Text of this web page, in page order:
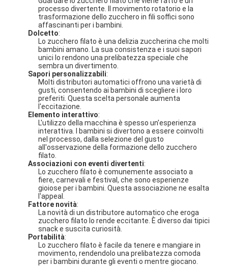
macchina premiata della clip
Macchina da pugilato
macchina di videogioco arcade
Parco di divertimenti auto paraurti
Tabella di hockey aereo arcade
Giro a gettoni del Kiddie
Giro del Kiddie del carosello
corsa della macchina della galleria
Macchina per lo scambio di token
processo divertente. Il movimento rotatorio e la
trasformazione dello zucchero in fili soffici sono
affascinanti per i bambini.
Dolcetto:
Lo zucchero filato è una delizia zuccherina che molti
bambini amano. La sua consistenza e i suoi sapori
unici lo rendono una prelibatezza speciale che
sembra un divertimento.
Sapori personalizzabili:
Molti distributori automatici offrono una varietà di
gusti, consentendo ai bambini di scegliere i loro
preferiti. Questa scelta personale aumenta
l'eccitazione.
Elemento interattivo:
L'utilizzo della macchina è spesso un'esperienza
interattiva. I bambini si divertono a essere coinvolti
nel processo, dalla selezione del gusto
all'osservazione della formazione dello zucchero
filato.
Associazioni con eventi divertenti:
Lo zucchero filato è comunemente associato a
fiere, carnevali e festival, che sono esperienze
gioiose per i bambini. Questa associazione ne esalta
l'appeal.
Fattore novità:
La novità di un distributore automatico che eroga
zucchero filato lo rende eccitante. È diverso dai tipici
snack e suscita curiosità.
Portabilità:
Lo zucchero filato è facile da tenere e mangiare in
movimento, rendendolo una prelibatezza comoda
per i bambini durante gli eventi o mentre giocano.